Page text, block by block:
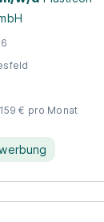
€ pro Monat